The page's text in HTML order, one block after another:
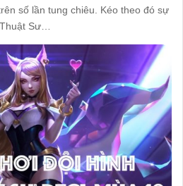
số lần tung chiêu. Kéo theo đó sự
Sư…